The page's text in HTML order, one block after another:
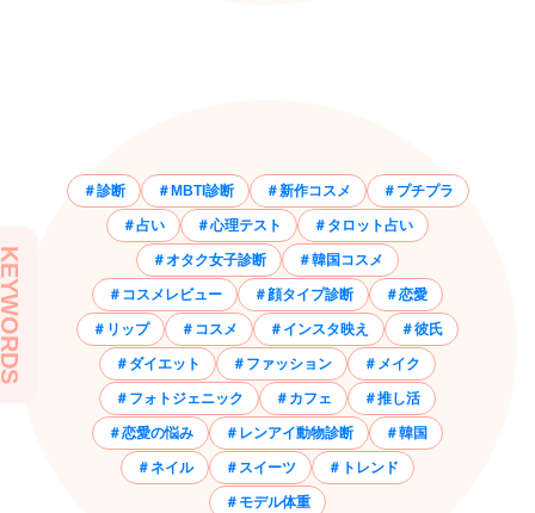
診断 MBTI診断 新作コスメ プチプラ
占い 心理テスト タロット占い
オタク女子診断 韓国コスメ
コスメレビュー 顔タイプ診断 恋愛
リップ コスメ インスタ映え 彼氏
ダイエット ファッション メイク
フォトジェニック カフェ 推し活
恋愛の悩み レンアイ動物診断 韓国
ネイル スイーツ トレンド
モデル体重